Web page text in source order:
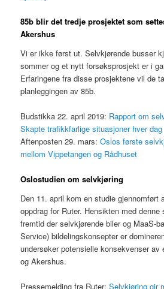
85b blir det tredje prosjektet som
Akershus
Vi er ikke først ut. Selvkjørende busser
sommer og et nytt forsøksprosjekt er i
Erfaringene fra disse prosjektene vil de
planleggingen av 85b.
Budstikka 22. april 2019: Rapport om
Skapte trafikkfarlige situasjoner hver dag
Aftenposten 29. mars:Oslos første
mellom Vippetangen og Rådhuset
Oslostudien om selvkjøring
Den 11. april kom en studie gjennomført
oppdrag for Ruter. Hensikten med
fremtid der selvkjørende biler og MaaS-
Service) bildelingskonsepter er
undersøker potensielle konsekvenser
og Akershus.
Pressemelding fra Ruter:Selvkjøring gir